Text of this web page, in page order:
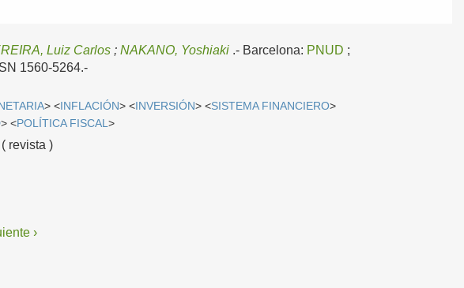
Luiz Carlos ;NAKANO, Yoshiaki .- Barcelona: PNUD ;
1560-5264.-
> <INFLACIÓN> <INVERSIÓN> <SISTEMA FINANCIERO>
> <POLÍTICA FISCAL>
revista )
›